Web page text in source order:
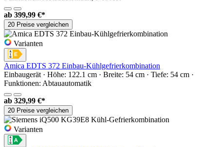
ab 399,99 €*
20 Preise vergleichen
Varianten
Amica EDTS 372 Einbau-Kühlgefrierkombination
Einbaugerät · Höhe: 122.1 cm · Breite: 54 cm · Tiefe: 54 cm ·
Funktionen: Abtauautomatik
ab 329,99 €*
20 Preise vergleichen
Varianten